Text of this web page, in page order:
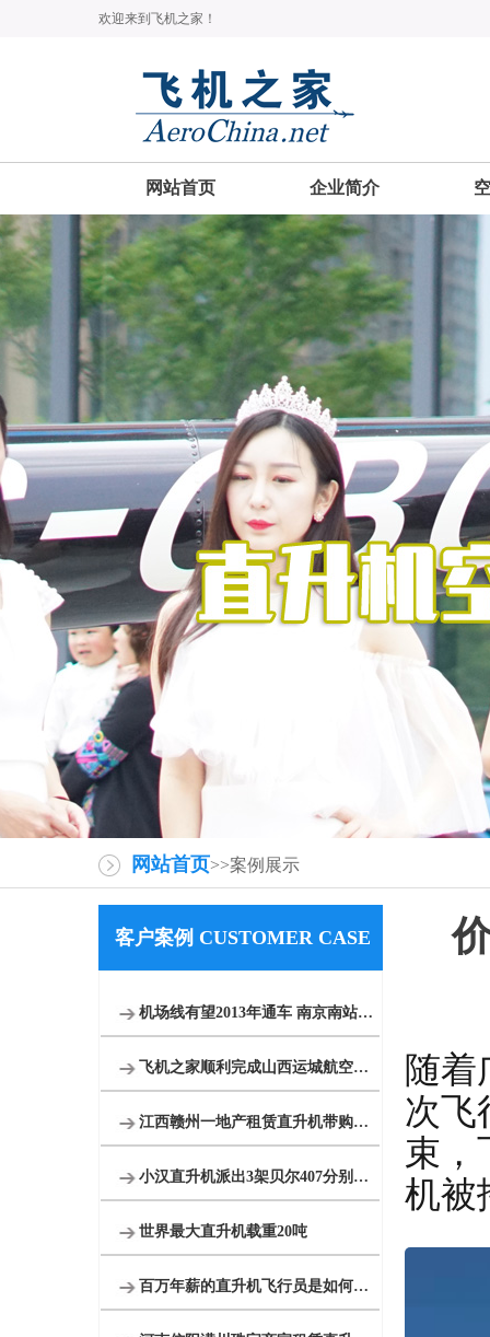
欢迎来到飞机之家！
网站首页 企业简介
网站首页>>案例展示
客户案例 CUSTOMER CASE
机场线有望2013年通车 南京南站到机场20分钟
飞机之家顺利完成山西运城航空测绘
江西赣州一地产租赁直升机带购房者空中看房
小汉直升机派出3架贝尔407分别在三个城市执行直升机医疗救援
世界最大直升机载重20吨
百万年薪的直升机飞行员是如何炼成的
随着
次飞
束，
机被